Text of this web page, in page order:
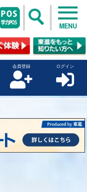
MENU
会員登録 ログイン